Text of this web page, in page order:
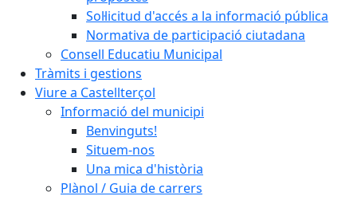
Sol·licitud d'accés a la informació pública
Normativa de participació ciutadana
Consell Educatiu Municipal
Tràmits i gestions
Viure a Castellterçol
Informació del municipi
Benvinguts!
Situem-nos
Una mica d'història
Plànol / Guia de carrers